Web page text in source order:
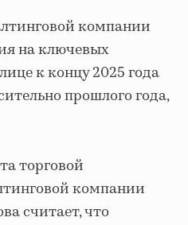
компании
на ключевых
к концу 2025 года
прошлого года,
торговой
компании
считает, что